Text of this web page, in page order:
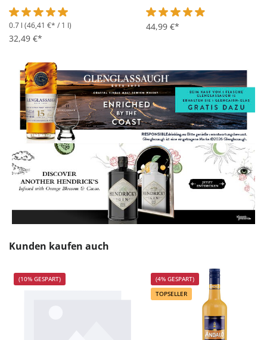
Durchschnittliche Bewertung von 5 von 5 Sternen
0.7 l (46,41 €* / 1 l)
32,49 €*
Durchschnittliche
44,99 €*
Produktgalerie überspringen
Kunden kaufen auch
(10% GESPART)
(4% GESPART)
TOPSELLER